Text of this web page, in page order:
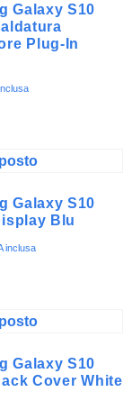
Galaxy S10
Plug-In
Galaxy S10
Blu
inclusa
Galaxy S10
Cover White